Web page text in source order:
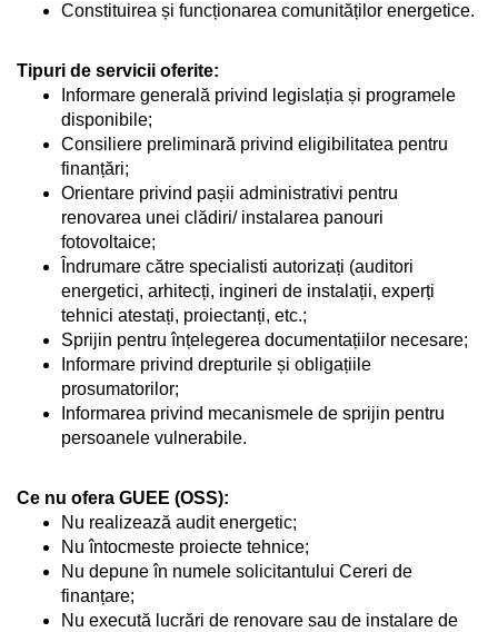
Constituirea și funcționarea comunităților energetice.
Tipuri de servicii oferite:
Informare generală privind legislația și programele
disponibile;
Consiliere preliminară privind eligibilitatea pentru
finanțări;
Orientare privind pașii administrativi pentru
renovarea unei clădiri/ instalarea panouri
fotovoltaice;
Îndrumare către specialisti autorizați (auditori
energetici, arhitecți, ingineri de instalații, experți
tehnici atestați, proiectanți, etc.;
Sprijin pentru înțelegerea documentațiilor necesare;
Informare privind drepturile și obligațiile
prosumatorilor;
Informarea privind mecanismele de sprijin pentru
persoanele vulnerabile.
Ce nu ofera GUEE (OSS):
Nu realizează audit energetic;
Nu întocmeste proiecte tehnice;
Nu depune în numele solicitantului Cereri de
finanțare;
Nu execută lucrări de renovare sau de instalare de